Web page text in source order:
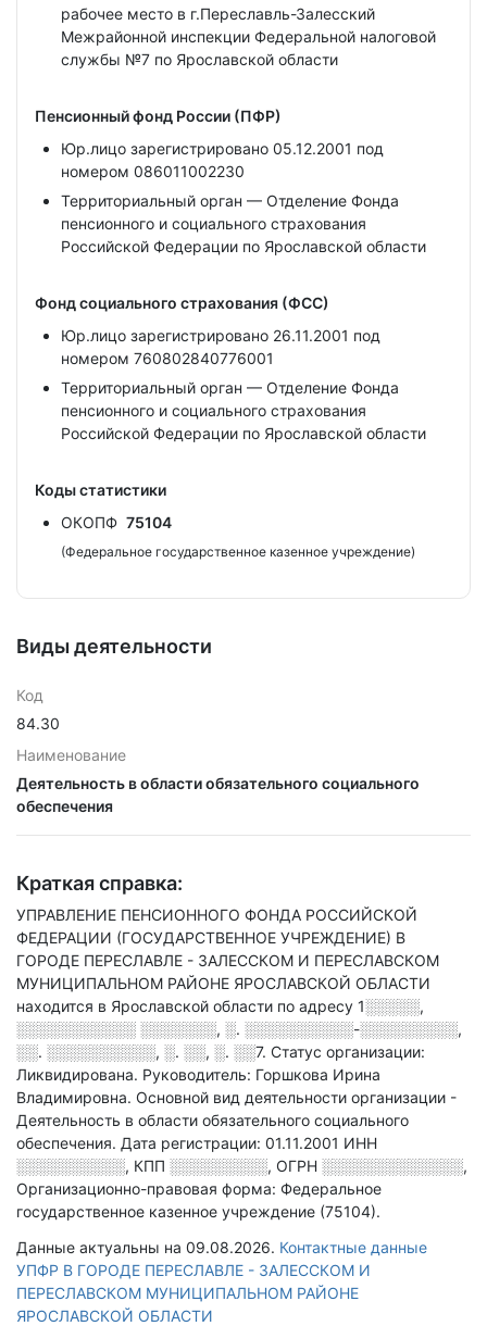
рабочее место в г.Переславль-Залесский
Межрайонной инспекции Федеральной налоговой
службы №7 по Ярославской области
Пенсионный фонд России (ПФР)
Юр.лицо зарегистрировано 05.12.2001 под
номером 086011002230
Территориальный орган — Отделение Фонда
пенсионного и социального страхования
Российской Федерации по Ярославской области
Фонд социального страхования (ФСС)
Юр.лицо зарегистрировано 26.11.2001 под
номером 760802840776001
Территориальный орган — Отделение Фонда
пенсионного и социального страхования
Российской Федерации по Ярославской области
Коды статистики
ОКОПФ 75104
(Федеральное государственное казенное учреждение)
Виды деятельности
Код
84.30
Наименование
Деятельность в области обязательного социального
обеспечения
Краткая справка:
УПРАВЛЕНИЕ ПЕНСИОННОГО ФОНДА РОССИЙСКОЙ
ФЕДЕРАЦИИ (ГОСУДАРСТВЕННОЕ УЧРЕЖДЕНИЕ) В
ГОРОДЕ ПЕРЕСЛАВЛЕ - ЗАЛЕССКОМ И ПЕРЕСЛАВСКОМ
МУНИЦИПАЛЬНОМ РАЙОНЕ ЯРОСЛАВСКОЙ ОБЛАСТИ
находится в Ярославской области по адресу 1░░░░░,
░░░░░░░░░░░ ░░░░░░░, ░. ░░░░░░░░░░-░░░░░░░░░,
░░. ░░░░░░░░░░, ░. ░░, ░. ░░7. Статус организации:
Ликвидирована. Руководитель: Горшкова Ирина
Владимировна. Основной вид деятельности организации -
Деятельность в области обязательного социального
обеспечения. Дата регистрации: 01.11.2001 ИНН
░░░░░░░░░░, КПП ░░░░░░░░░, ОГРН ░░░░░░░░░░░░░,
Организационно-правовая форма: Федеральное
государственное казенное учреждение (75104).
Данные актуальны на 09.08.2026. Контактные данные
УПФР В ГОРОДЕ ПЕРЕСЛАВЛЕ - ЗАЛЕССКОМ И
ПЕРЕСЛАВСКОМ МУНИЦИПАЛЬНОМ РАЙОНЕ
ЯРОСЛАВСКОЙ ОБЛАСТИ